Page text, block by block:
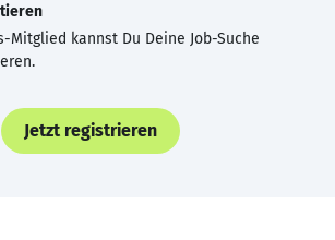
Mitglied kannst Du Deine Job-Suche
Jetzt registrieren